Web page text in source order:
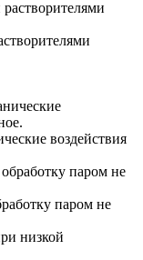
воздействия
паром не